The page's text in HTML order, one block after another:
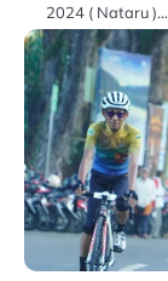
2024 ( Nataru )…